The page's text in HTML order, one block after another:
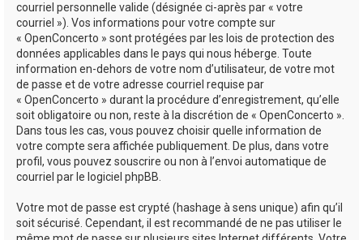
courriel personnelle valide (désignée ci-après par « votre
courriel »). Vos informations pour votre compte sur
« OpenConcerto » sont protégées par les lois de protection des
données applicables dans le pays qui nous héberge. Toute
information en-dehors de votre nom d’utilisateur, de votre mot
de passe et de votre adresse courriel requise par
« OpenConcerto » durant la procédure d’enregistrement, qu’elle
soit obligatoire ou non, reste à la discrétion de « OpenConcerto ».
Dans tous les cas, vous pouvez choisir quelle information de
votre compte sera affichée publiquement. De plus, dans votre
profil, vous pouvez souscrire ou non à l’envoi automatique de
courriel par le logiciel phpBB.
Votre mot de passe est crypté (hashage à sens unique) afin qu’il
soit sécurisé. Cependant, il est recommandé de ne pas utiliser le